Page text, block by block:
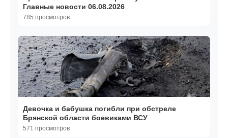
Главные новости 06.08.2026
785 просмотров
Девочка и бабушка погибли при обстреле
Брянской области боевиками ВСУ
571 просмотров